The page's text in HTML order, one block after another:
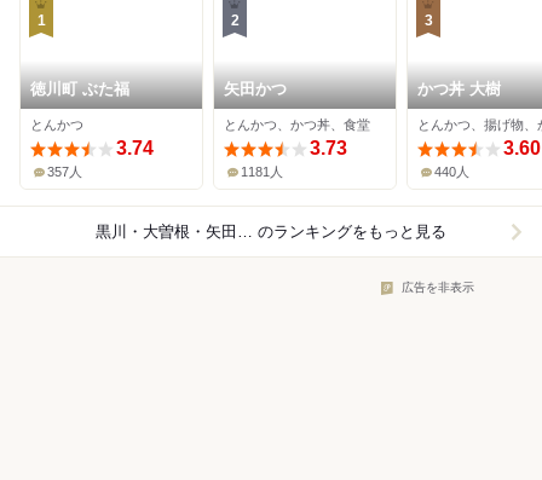
1
徳川町 ぶた福
とんかつ
3.74
357人
2
矢田かつ
とんかつ、かつ丼、食堂
3.73
1181人
3
かつ丼 大樹
とんかつ、揚げ物、
3.60
440人
黒川・大曽根・矢田×とんかつ のランキングをもっと見る
広告を非表示